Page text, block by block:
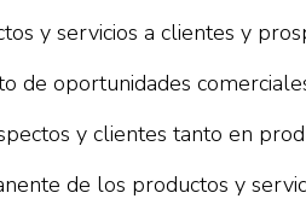
y servicios a clientes y
de oportunidades
y clientes tanto en
de los productos y